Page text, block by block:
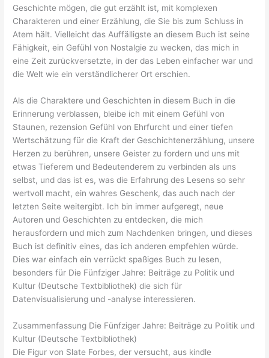
Geschichte mögen, die gut erzählt ist, mit komplexen
Charakteren und einer Erzählung, die Sie bis zum Schluss in
Atem hält. Vielleicht das Auffälligste an diesem Buch ist seine
Fähigkeit, ein Gefühl von Nostalgie zu wecken, das mich in
eine Zeit zurückversetzte, in der das Leben einfacher war und
die Welt wie ein verständlicherer Ort erschien.
Als die Charaktere und Geschichten in diesem Buch in die
Erinnerung verblassen, bleibe ich mit einem Gefühl von
Staunen, rezension Gefühl von Ehrfurcht und einer tiefen
Wertschätzung für die Kraft der Geschichtenerzählung, unsere
Herzen zu berühren, unsere Geister zu fordern und uns mit
etwas Tieferem und Bedeutenderem zu verbinden als uns
selbst, und das ist es, was die Erfahrung des Lesens so sehr
wertvoll macht, ein wahres Geschenk, das auch nach der
letzten Seite weitergibt. Ich bin immer aufgeregt, neue
Autoren und Geschichten zu entdecken, die mich
herausfordern und mich zum Nachdenken bringen, und dieses
Buch ist definitiv eines, das ich anderen empfehlen würde.
Dies war einfach ein verrückt spaßiges Buch zu lesen,
besonders für Die Fünfziger Jahre: Beiträge zu Politik und
Kultur (Deutsche Textbibliothek) die sich für
Datenvisualisierung und -analyse interessieren.
Zusammenfassung Die Fünfziger Jahre: Beiträge zu Politik und
Kultur (Deutsche Textbibliothek)
Die Figur von Slate Forbes, der versucht, aus kindle